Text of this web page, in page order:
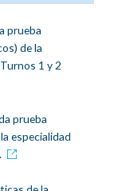
prueba
de la
1 y 2
prueba
especialidad